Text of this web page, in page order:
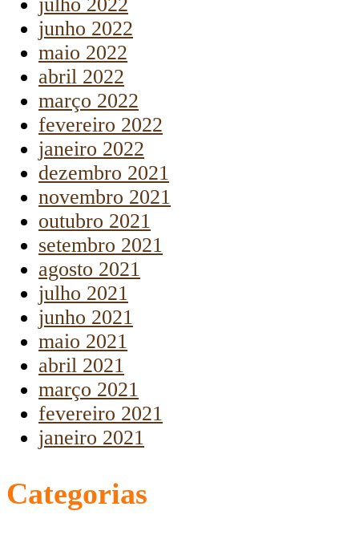
junho 2022
maio 2022
abril 2022
março 2022
fevereiro 2022
janeiro 2022
dezembro 2021
novembro 2021
outubro 2021
setembro 2021
agosto 2021
julho 2021
junho 2021
maio 2021
abril 2021
março 2021
fevereiro 2021
janeiro 2021
Categorias